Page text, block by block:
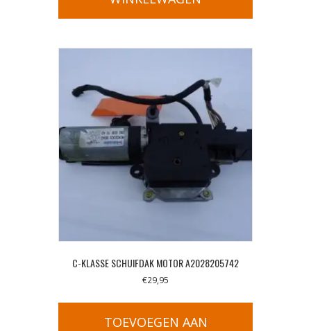
C-KLASSE SCHUIFDAK MOTOR A2028205742
€29,95
TOEVOEGEN AAN